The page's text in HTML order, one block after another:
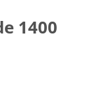
1400